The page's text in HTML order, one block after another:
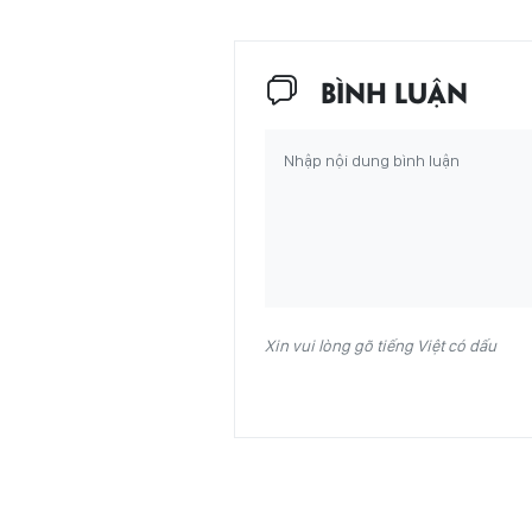
BÌNH LUẬN
Xin vui lòng gõ tiếng Việt có dấu